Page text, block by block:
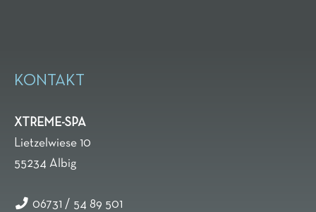
KONTAKT
XTREME-SPA
Lietzelwiese 10
55234 Albig
06731 / 54 89 501